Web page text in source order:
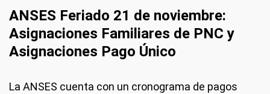
ANSES Feriado 21 de noviembre:
Asignaciones Familiares de PNC y
Asignaciones Pago Único
La ANSES cuenta con un cronograma de pagos